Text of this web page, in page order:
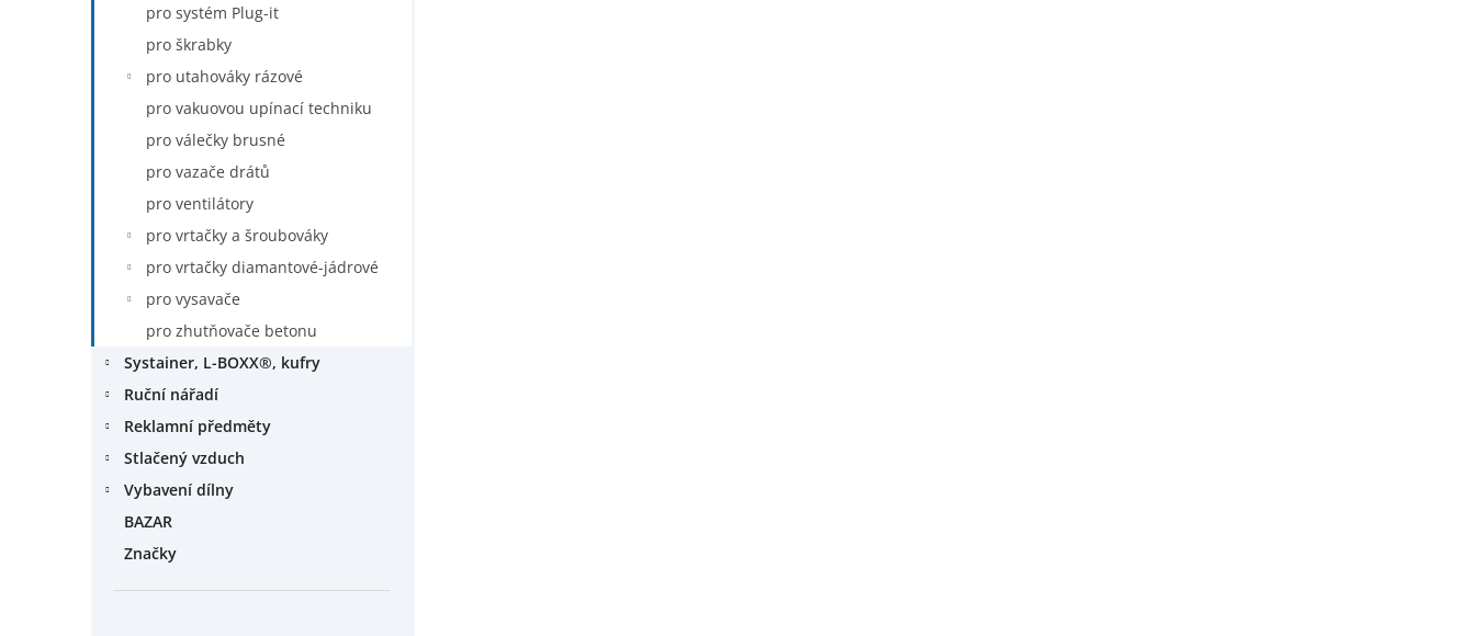
pro systém Plug-it
pro škrabky
pro utahováky rázové
pro vakuovou upínací techniku
pro válečky brusné
pro vazače drátů
pro ventilátory
pro vrtačky a šroubováky
pro vrtačky diamantové-jádrové
pro vysavače
pro zhutňovače betonu
Systainer, L-BOXX®, kufry
Ruční nářadí
Reklamní předměty
Stlačený vzduch
Vybavení dílny
BAZAR
Značky